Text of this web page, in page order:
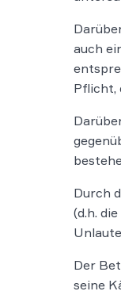
auch
Pflicht,
Durch
(d.h.
Der
seine